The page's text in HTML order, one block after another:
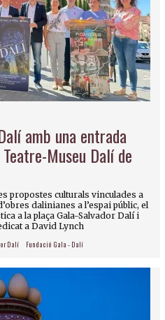
amb una entrada
Museu Dalí de
propostes culturals vinculades a
dalinianes a l’espai públic, el
a la plaça Gala-Salvador Dalí i
a David Lynch
Dalí Fundació Gala - Dalí